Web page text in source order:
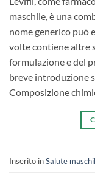
maschile, è una
nome generico può
volte contiene altre
formulazione e del
breve introduzione
Composizione
Inserito inSalute